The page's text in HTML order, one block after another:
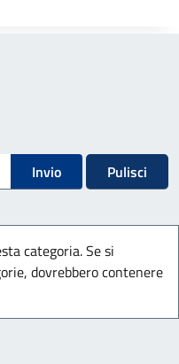
Invio Pulisci
categoria. Se si
dovrebbero contenere